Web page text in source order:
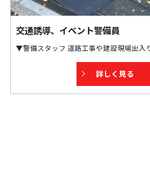
交通誘導、イベント警備員
詳しく見る